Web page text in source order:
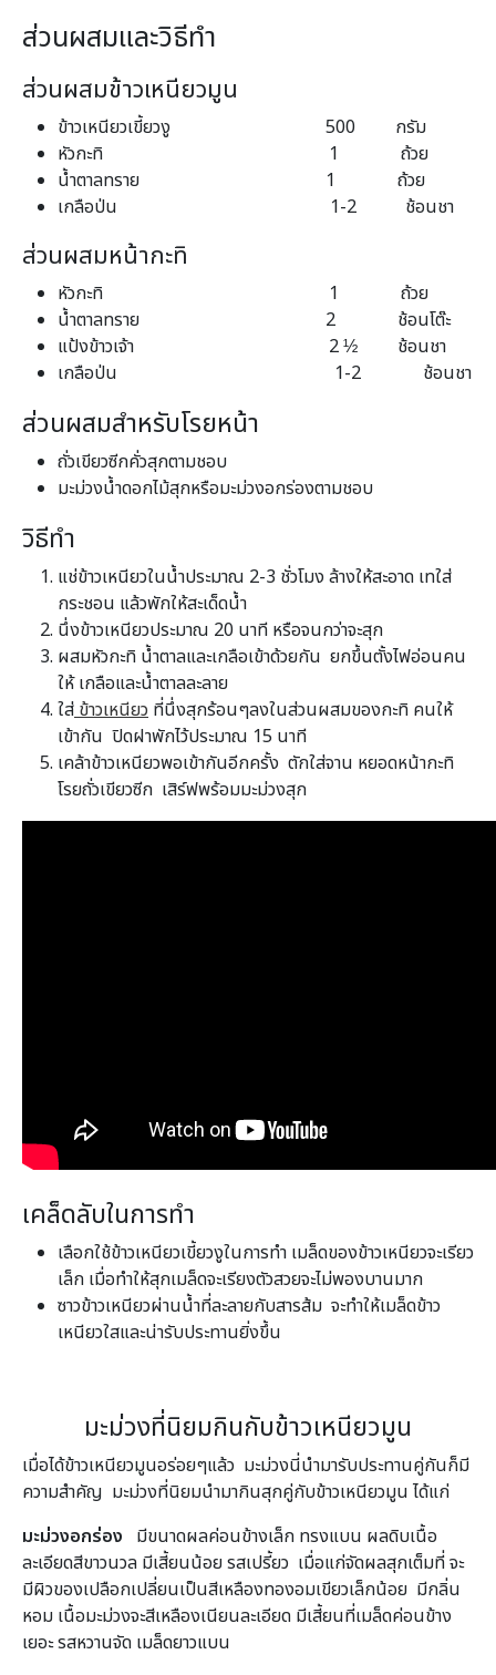
ส่วนผสมและวิธีทำ
ส่วนผสมข้าวเหนียวมูน
ข้าวเหนียวเขี้ยวงู 500 กรัม
หัวกะทิ 1 ถ้วย
น้ำตาลทราย 1 ถ้วย
เกลือป่น 1-2 ช้อนชา
ส่วนผสมหน้ากะทิ
หัวกะทิ 1 ถ้วย
น้ำตาลทราย 2 ช้อนโต๊ะ
แป้งข้าวเจ้า 2 ½ ช้อนชา
เกลือป่น 1-2 ช้อนชา
ส่วนผสมสำหรับโรยหน้า
ถั่วเขียวซีกคั่วสุกตามชอบ
มะม่วงน้ำดอกไม้สุกหรือมะม่วงอกร่องตามชอบ
วิธีทำ
แช่ข้าวเหนียวในน้ำประมาณ 2-3 ชั่วโมง ล้างให้สะอาด เทใส่
กระชอน แล้วพักให้สะเด็ดน้ำ
นึ่งข้าวเหนียวประมาณ 20 นาที หรือจนกว่าจะสุก
ผสมหัวกะทิ น้ำตาลและเกลือเข้าด้วยกัน ยกขึ้นตั้งไฟอ่อนคน
ให้ เกลือและน้ำตาลละลาย
ใส่ ข้าวเหนียว ที่นึ่งสุกร้อนๆลงในส่วนผสมของกะทิ คนให้
เข้ากัน ปิดฝาพักไว้ประมาณ 15 นาที
เคล้าข้าวเหนียวพอเข้ากันอีกครั้ง ตักใส่จาน หยอดหน้ากะทิ
โรยถั่วเขียวซีก เสิร์ฟพร้อมมะม่วงสุก
เคล็ดลับในการทำ
เลือกใช้ข้าวเหนียวเขี้ยวงูในการทำ เมล็ดของข้าวเหนียวจะเรียว
เล็ก เมื่อทำให้สุกเมล็ดจะเรียงตัวสวยจะไม่พองบานมาก
ซาวข้าวเหนียวผ่านน้ำที่ละลายกับสารส้ม จะทำให้เมล็ดข้าว
เหนียวใสและน่ารับประทานยิ่งขึ้น
มะม่วงที่นิยมกินกับข้าวเหนียวมูน
เมื่อได้ข้าวเหนียวมูนอร่อยๆแล้ว มะม่วงนี่นำมารับประทานคู่กันก็มี
ความสำคัญ มะม่วงที่นิยมนำมากินสุกคู่กับข้าวเหนียวมูน ได้แก่
มะม่วงอกร่อง มีขนาดผลค่อนข้างเล็ก ทรงแบน ผลดิบเนื้อ
ละเอียดสีขาวนวล มีเสี้ยนน้อย รสเปรี้ยว เมื่อแก่จัดผลสุกเต็มที่ จะ
มีผิวของเปลือกเปลี่ยนเป็นสีเหลืองทองอมเขียวเล็กน้อย มีกลิ่น
หอม เนื้อมะม่วงจะสีเหลืองเนียนละเอียด มีเสี้ยนที่เมล็ดค่อนข้าง
เยอะ รสหวานจัด เมล็ดยาวแบน